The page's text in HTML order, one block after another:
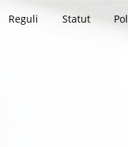
Reguli Statut